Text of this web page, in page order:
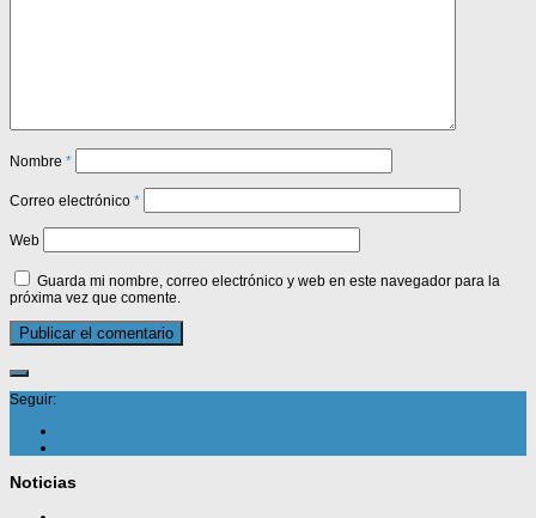
Nombre *
Correo electrónico *
Web
Guarda mi nombre, correo electrónico y web en este navegador para la
próxima vez que comente.
Seguir:
Noticias